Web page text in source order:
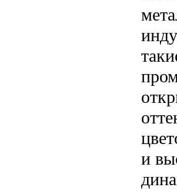
и